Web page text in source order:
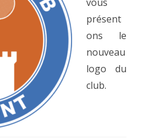
présent
ons le
nouveau
logo du
club.